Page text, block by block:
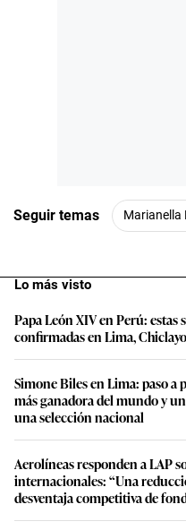
Seguir temas Marianella
Lo más visto
Papa León XIV en Perú: estas
confirmadas en Lima,
Simone Biles en Lima: paso a
más ganadora del mundo y
una selección nacional
Aerolíneas responden a LAP
internacionales: “Una
desventaja competitiva de